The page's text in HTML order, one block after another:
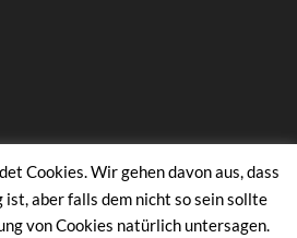
Cookies. Wir gehen davon aus, dass
ist, aber falls dem nicht so sein sollte
von Cookies natürlich untersagen.